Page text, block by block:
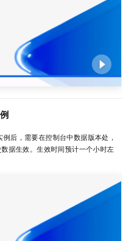
后，需要在控制台中数据版本处，
据生效。生效时间预计一个小时左